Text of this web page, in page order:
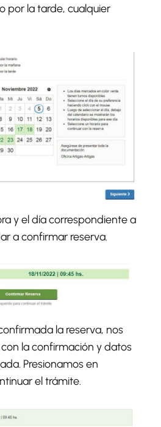
por la tarde, cualquier
y el día correspondiente a
a confirmar reserva.
la reserva, nos
la confirmación y datos
Presionamos en
el trámite.